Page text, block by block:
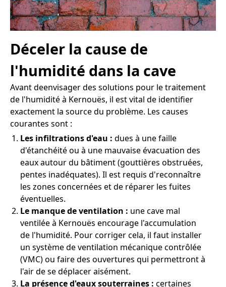
Déceler la cause de
l'humidité dans la cave
Avant deenvisager des solutions pour le traitement
de l'humidité à Kernouës, il est vital de identifier
exactement la source du problème. Les causes
courantes sont :
Les infiltrations d'eau : dues à une faille
d'étanchéité ou à une mauvaise évacuation des
eaux autour du bâtiment (gouttières obstruées,
pentes inadéquates). Il est requis d'reconnaître
les zones concernées et de réparer les fuites
éventuelles.
Le manque de ventilation : une cave mal
ventilée à Kernouës encourage l'accumulation
de l'humidité. Pour corriger cela, il faut installer
un système de ventilation mécanique contrôlée
(VMC) ou faire des ouvertures qui permettront à
l'air de se déplacer aisément.
La présence d'eaux souterraines : certaines